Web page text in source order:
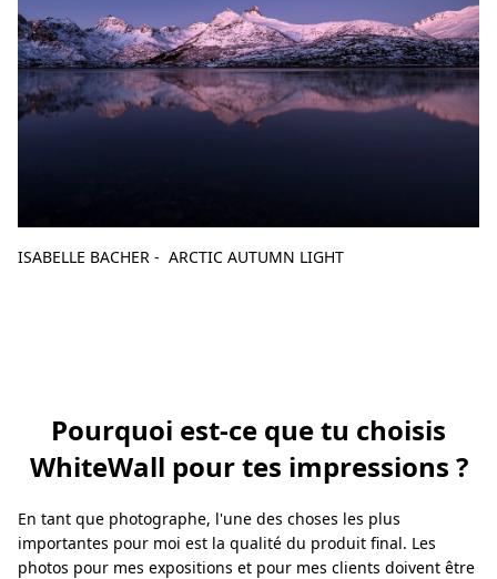
ISABELLE BACHER - ARCTIC AUTUMN LIGHT
Pourquoi est-ce que tu choisis
WhiteWall pour tes impressions ?
En tant que photographe, l'une des choses les plus
importantes pour moi est la qualité du produit final. Les
photos pour mes expositions et pour mes clients doivent être